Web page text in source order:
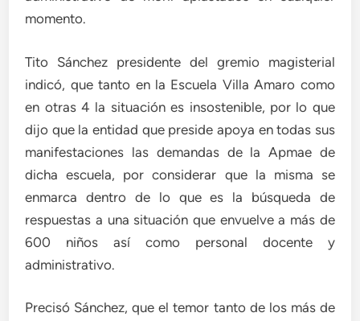
momento.
Tito Sánchez presidente del gremio magisterial
indicó, que tanto en la Escuela Villa Amaro como
en otras 4 la situación es insostenible, por lo que
dijo que la entidad que preside apoya en todas sus
manifestaciones las demandas de la Apmae de
dicha escuela, por considerar que la misma se
enmarca dentro de lo que es la búsqueda de
respuestas a una situación que envuelve a más de
600 niños así como personal docente y
administrativo.
Precisó Sánchez, que el temor tanto de los más de